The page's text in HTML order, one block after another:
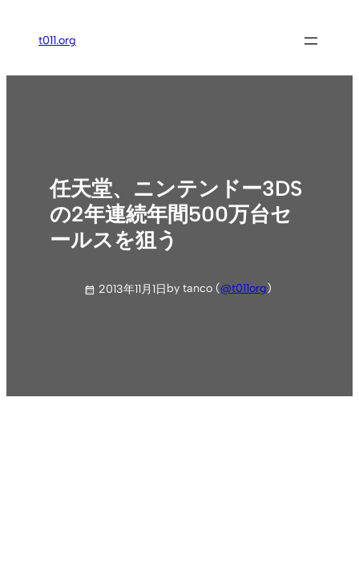
ス
t011.org
任天堂、ニンテンドー3DS
の2年連続年間500万台セ
ールスを狙う
2013年11月1日by tanco (@t011org)